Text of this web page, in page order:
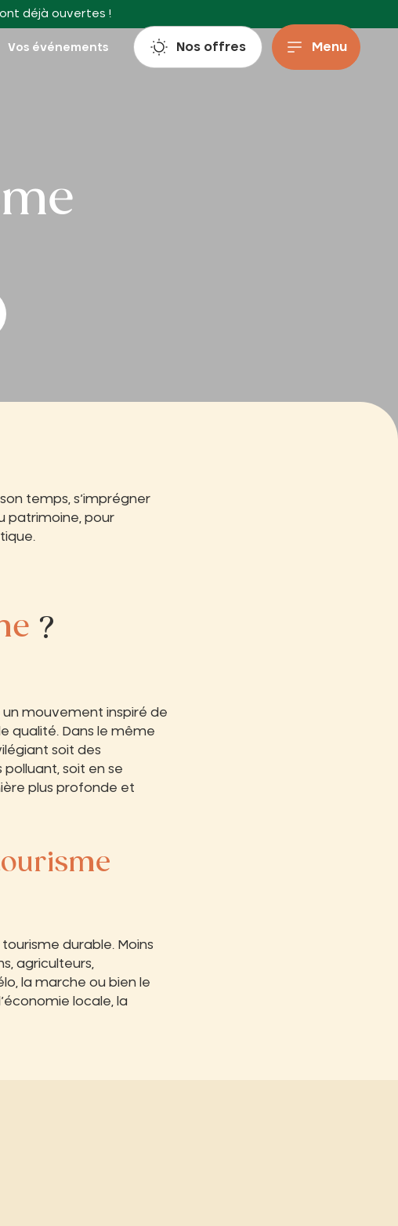
déjà ouvertes !
Vos événements Nos offres Menu
temps, s’imprégner
patrimoine, pour
?
un mouvement inspiré de
qualité. Dans le même
soit des
soit en se
plus profonde et
durable. Moins
agriculteurs,
la marche ou bien le
locale, la